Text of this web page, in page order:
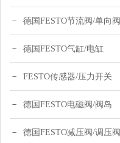
德国FESTO节流阀/单向阀
德国FESTO气缸/电缸
FESTO传感器/压力开关
德国FESTO电磁阀/阀岛
德国FESTO减压阀/调压阀